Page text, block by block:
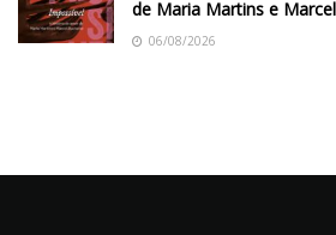
de Maria Martins e
06/08/2026